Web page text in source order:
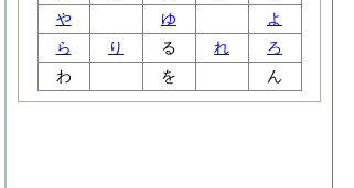
や
ゆ
よ
ら
り る れ
ろ
わ
を ん